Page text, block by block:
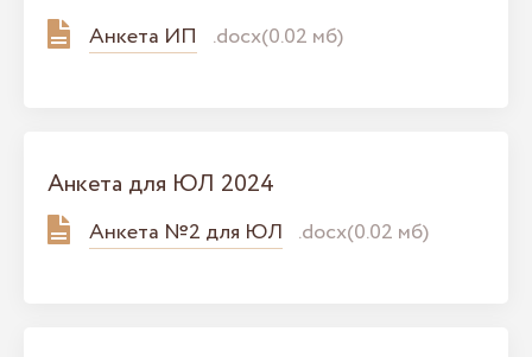
Анкета ИП .docx(0.02 мб)
Анкета для ЮЛ 2024
Анкета №2 для ЮЛ .docx(0.02 мб)